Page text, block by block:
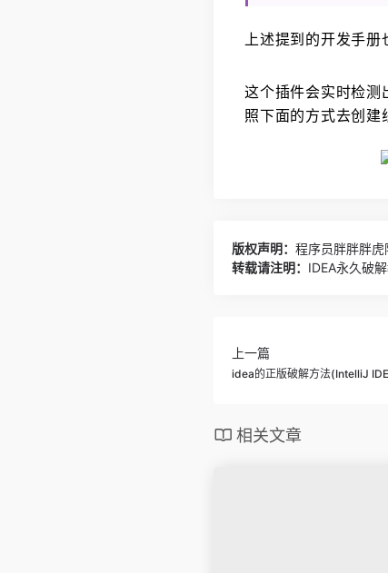
上述提到的开发手册
这个插件会实时检测
照下面的方式去创建
版权声明： 程序员胖胖胖虎
转载请注明： IDEA永久破
上一篇
idea的正版破解方法(IntelliJ
相关文章